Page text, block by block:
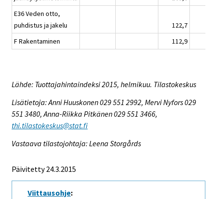
E36 Veden otto,
puhdistus ja jakelu
122,7
F Rakentaminen
112,9
Lähde: Tuottajahintaindeksi 2015, helmikuu. Tilastokeskus
Lisätietoja: Anni Huuskonen 029 551 2992, Mervi Nyfors 029
551 3480, Anna-Riikka Pitkänen 029 551 3466,
thi.tilastokeskus@stat.fi
Vastaava tilastojohtaja: Leena Storgårds
Päivitetty 24.3.2015
Viittausohje: